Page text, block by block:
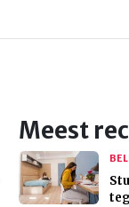
Meest